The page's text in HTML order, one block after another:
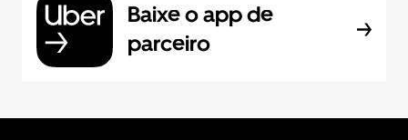
Baixe o app de
parceiro